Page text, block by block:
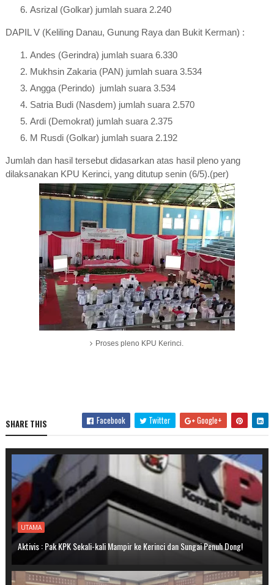
Asrizal (Golkar) jumlah suara 2.240
DAPIL V (Keliling Danau, Gunung Raya dan Bukit Kerman) :
Andes (Gerindra) jumlah suara 6.330
Mukhsin Zakaria (PAN) jumlah suara 3.534
Angga (Perindo) jumlah suara 3.534
Satria Budi (Nasdem) jumlah suara 2.570
Ardi (Demokrat) jumlah suara 2.375
M Rusdi (Golkar) jumlah suara 2.192
Jumlah dan hasil tersebut didasarkan atas hasil pleno yang
dilaksanakan KPU Kerinci, yang ditutup senin (6/5).(per)
Proses pleno KPU Kerinci.
SHARE THIS Facebook Twitter Google+
UTAMA
Aktivis : Pak KPK Sekali-kali Mampir ke Kerinci dan Sungai Penuh Dong!